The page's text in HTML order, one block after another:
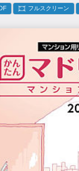
フルスクリーン